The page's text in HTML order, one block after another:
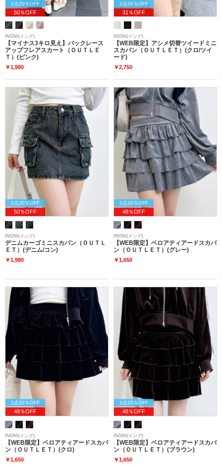
2点20％OFF
50％OFF
INGNI(イング)
【マイナス3キロ見え】バックレース
アップフレアスカート（ＯＵＴＬＥ
Ｔ）(ピンク)
￥1,980
2点20％OFF
31％OFF
INGNI(イング)
【WEB限定】アシメ切替ツイードミニ
スカパン（ＯＵＴＬＥＴ）(クロ/ツイ
ード)
￥2,750
2点20％OFF
50％OFF
INGNI(イング)
デニムカーゴミニスカパン（ＯＵＴＬ
ＥＴ）(デニム/コン)
￥1,980
2点20％OFF
48％OFF
INGNI(イング)
【WEB限定】ベロアティアードスカパ
ン（ＯＵＴＬＥＴ）(グレー)
￥1,650
2点20％OFF
48％OFF
INGNI(イング)
【WEB限定】ベロアティアードスカパ
ン（ＯＵＴＬＥＴ）(クロ)
￥1,650
2点20％OFF
48％OFF
INGNI(イング)
【WEB限定】ベロアティアードスカパ
ン（ＯＵＴＬＥＴ）(ブラウン)
￥1,650